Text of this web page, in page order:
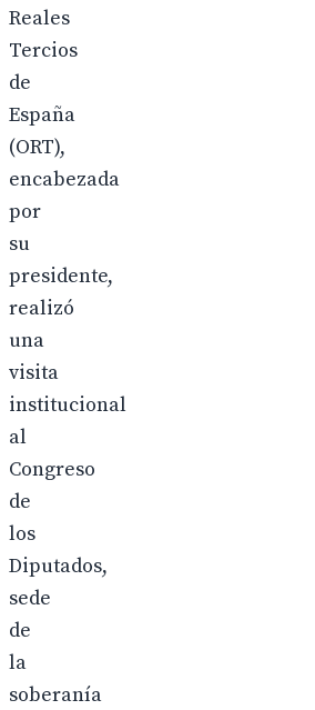
Reales
Tercios
de
España
(ORT),
encabezada
por
su
presidente,
realizó
una
visita
institucional
al
Congreso
de
los
Diputados,
sede
de
la
soberanía